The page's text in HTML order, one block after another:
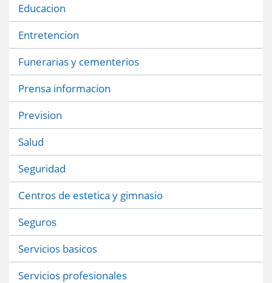
Educacion
Entretencion
Funerarias y cementerios
Prensa informacion
Prevision
Salud
Seguridad
Centros de estetica y gimnasio
Seguros
Servicios basicos
Servicios profesionales